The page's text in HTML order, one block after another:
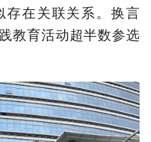
在关联关系。换言
教育活动超半数参选